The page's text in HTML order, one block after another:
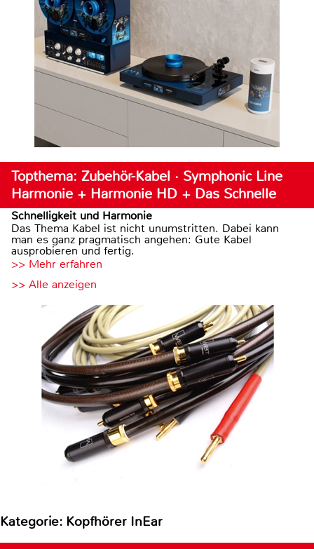
Topthema: Zubehör-Kabel · Symphonic Line
Harmonie + Harmonie HD + Das Schnelle
Schnelligkeit und Harmonie
Das Thema Kabel ist nicht unumstritten. Dabei kann
man es ganz pragmatisch angehen: Gute Kabel
ausprobieren und fertig.
>> Mehr erfahren
>> Alle anzeigen
Kategorie: Kopfhörer InEar